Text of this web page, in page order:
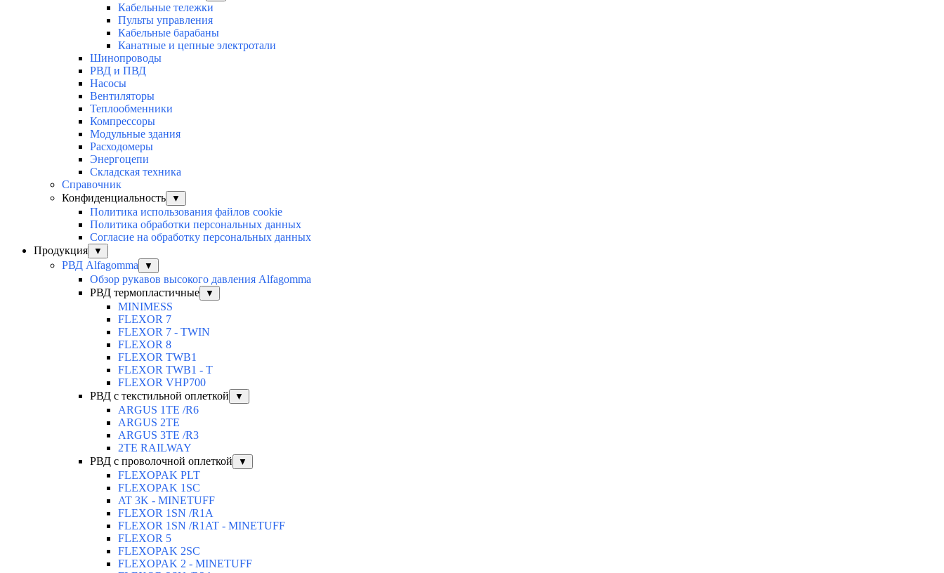
Кабельные тележки
Пульты управления
Кабельные барабаны
Канатные и цепные электротали
Шинопроводы
РВД и ПВД
Насосы
Вентиляторы
Теплообменники
Компрессоры
Модульные здания
Расходомеры
Энергоцепи
Складская техника
Справочник
Конфиденциальность
▼
Политика использования файлов cookie
Политика обработки персональных данных
Согласие на обработку персональных данных
Продукция
▼
РВД Alfagomma ▼
Обзор рукавов высокого давления Alfagomma
РВД термопластичные
▼
MINIMESS
FLEXOR 7
FLEXOR 7 - TWIN
FLEXOR 8
FLEXOR TWB1
FLEXOR TWB1 - T
FLEXOR VHP700
РВД с текстильной оплеткой
▼
ARGUS 1TE /R6
ARGUS 2TЕ
ARGUS 3TE /R3
2TE RAILWAY
РВД с проволочной оплеткой
▼
FLEXOPAK PLT
FLEXOPAK 1SС
AT 3K - MINETUFF
FLEXOR 1SN /R1A
FLEXOR 1SN /R1AT - MINETUFF
FLEXOR 5
FLEXOPAK 2SС
FLEXOPAK 2 - MINETUFF